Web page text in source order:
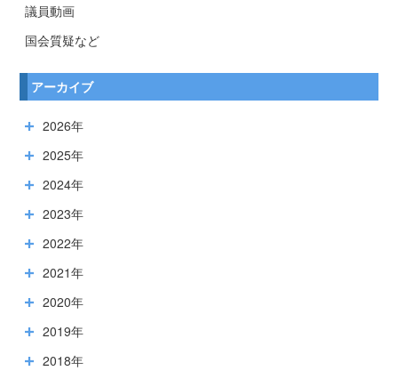
議員動画
国会質疑など
アーカイブ
2026年
2025年
2024年
2023年
2022年
2021年
2020年
2019年
2018年